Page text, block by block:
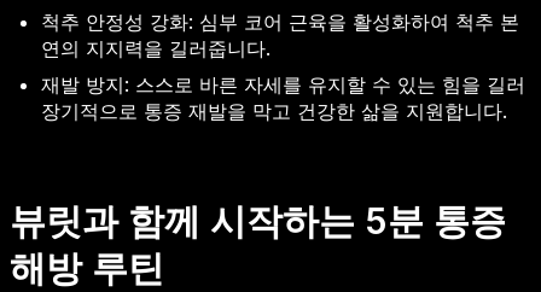
척추 안정성 강화: 심부 코어 근육을 활성화하여 척추 본
연의 지지력을 길러줍니다.
재발 방지: 스스로 바른 자세를 유지할 수 있는 힘을 길러
장기적으로 통증 재발을 막고 건강한 삶을 지원합니다.
뷰릿과 함께 시작하는 5분 통증
해방 루틴